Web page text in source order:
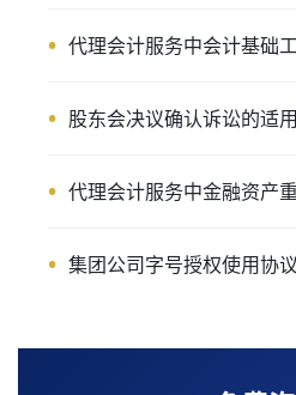
代理会计服务中会计基础
股东会决议确认诉讼的适
代理会计服务中金融资产
集团公司字号授权使用协